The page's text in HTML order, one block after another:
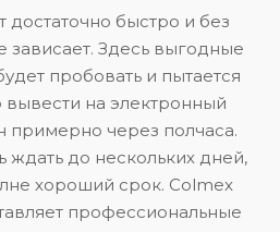
достаточно быстро и без
зависает. Здесь выгодные
пробовать и пытается
вывести на электронный
примерно через полчаса.
ждать до нескольких дней,
хороший срок. Colmex
профессиональные